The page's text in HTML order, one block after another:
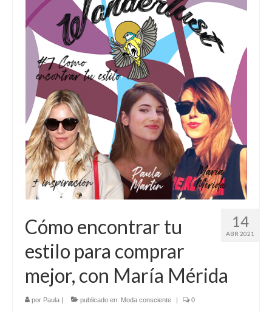
14
ABR 2021
Cómo encontrar tu
estilo para comprar
mejor, con María Mérida
por Paula publicado en: Moda consciente 0